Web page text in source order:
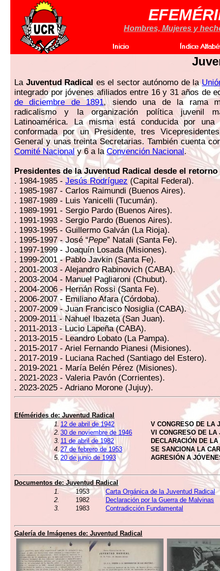
Hombres, Mujeres y
La Juventud Radical es el sector autónomo de la
integrado por jóvenes afiliados entre 16 y 31 años de
de diciembre de 1891, siendo una de la rama
radicalismo y la organización política juvenil
Latinoamérica. La misma está conducida por una
conformada por un Presidente, tres
General y unas treinta Secretarias. También cuenta
Comité Nacionaly 6 a la Convención Nacional.
Presidentes de la Juventud Radical desde el
. 1984-1985 - Jesús Rodríguez (Capital Federal).
. 1985-1987 - Carlos Raimundi (Buenos Aires).
. 1987-1989 - Luis Yanicelli (Tucumán).
. 1989-1991 - Sergio Pardo (Buenos Aires).
. 1991-1993 - Sergio Pardo (Buenos Aires).
. 1993-1995 - Guillermo Galván (La Rioja).
. 1995-1997 - José “Pepe” Natali (Santa Fe).
. 1997-1999 - Joaquín Losada (Misiones).
. 1999-2001 - Pablo Javkin (Santa Fe).
. 2001-2003 - Alejandro Rabinovich (CABA).
. 2003-2004 - Manuel Pagliaroni (Chubut).
. 2004-2006 - Hernán Rossi (Santa Fe).
. 2006-2007 - Emiliano Afara (Córdoba).
. 2007-2009 - Juan Francisco Nosiglia (CABA).
. 2009-2011 - Nahuel Ibazeta (San Juan).
. 2011-2013 - Lucio Lapeña (CABA).
. 2013-2015 - Leandro Lobato (La Pampa).
. 2015-2017 - Ariel Fernando Pianesi (Misiones).
. 2017-2019 - Luciana Rached (Santiago del Estero).
. 2019-2021 - María Belén Pérez (Misiones).
. 2021-2023 - Valeria Pavón (Corrientes).
. 2023-2025 - Adriano Morone (Jujuy).
Efémérides de: Juventud Radical
1. 12 de abril de 1942
V CONGRESO DE LA
2. 30 de noviembre de 1946
VI CONGRESO DE LA
3. 11 de abril de 1982
DECLARACIÓN DE
4. 27 de febrero de 1953
SE SANCIONA LA
5. 20 de junio de 1993 AGRESIÓN A
Documentos de: Juventud Radical
1.
1953
Carta Orgánica de la Juventud Radical
2.
1982
Declaración por la Guerra de Malvinas
3.
1983 Contradicción Fundamental
Galería de Imágenes de: Juventud Radical